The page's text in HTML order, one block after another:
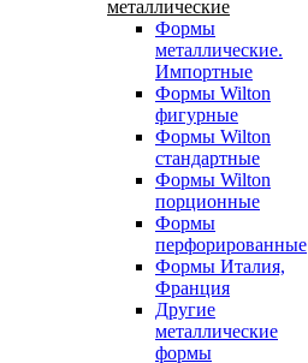
металлические
Формы
металлические.
Импортные
Формы Wilton
фигурные
Формы Wilton
стандартные
Формы Wilton
порционные
Формы
перфорированные
Формы Италия,
Франция
Другие
металлические
формы